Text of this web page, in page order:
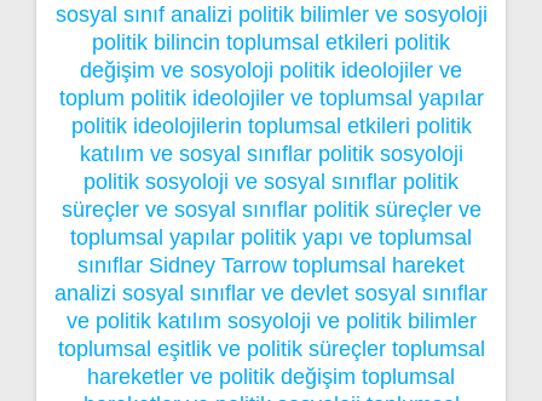
sosyal sınıf analizi politik bilimler ve sosyoloji
politik bilincin toplumsal etkileri politik
değişim ve sosyoloji politik ideolojiler ve
toplum politik ideolojiler ve toplumsal yapılar
politik ideolojilerin toplumsal etkileri politik
katılım ve sosyal sınıflar politik sosyoloji
politik sosyoloji ve sosyal sınıflar politik
süreçler ve sosyal sınıflar politik süreçler ve
toplumsal yapılar politik yapı ve toplumsal
sınıflar Sidney Tarrow toplumsal hareket
analizi sosyal sınıflar ve devlet sosyal sınıflar
ve politik katılım sosyoloji ve politik bilimler
toplumsal eşitlik ve politik süreçler toplumsal
hareketler ve politik değişim toplumsal